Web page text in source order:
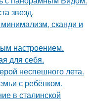
звезд.
сканди и
настроением.
для себя.
неспешного лета.
с ребёнком.
в сталинской